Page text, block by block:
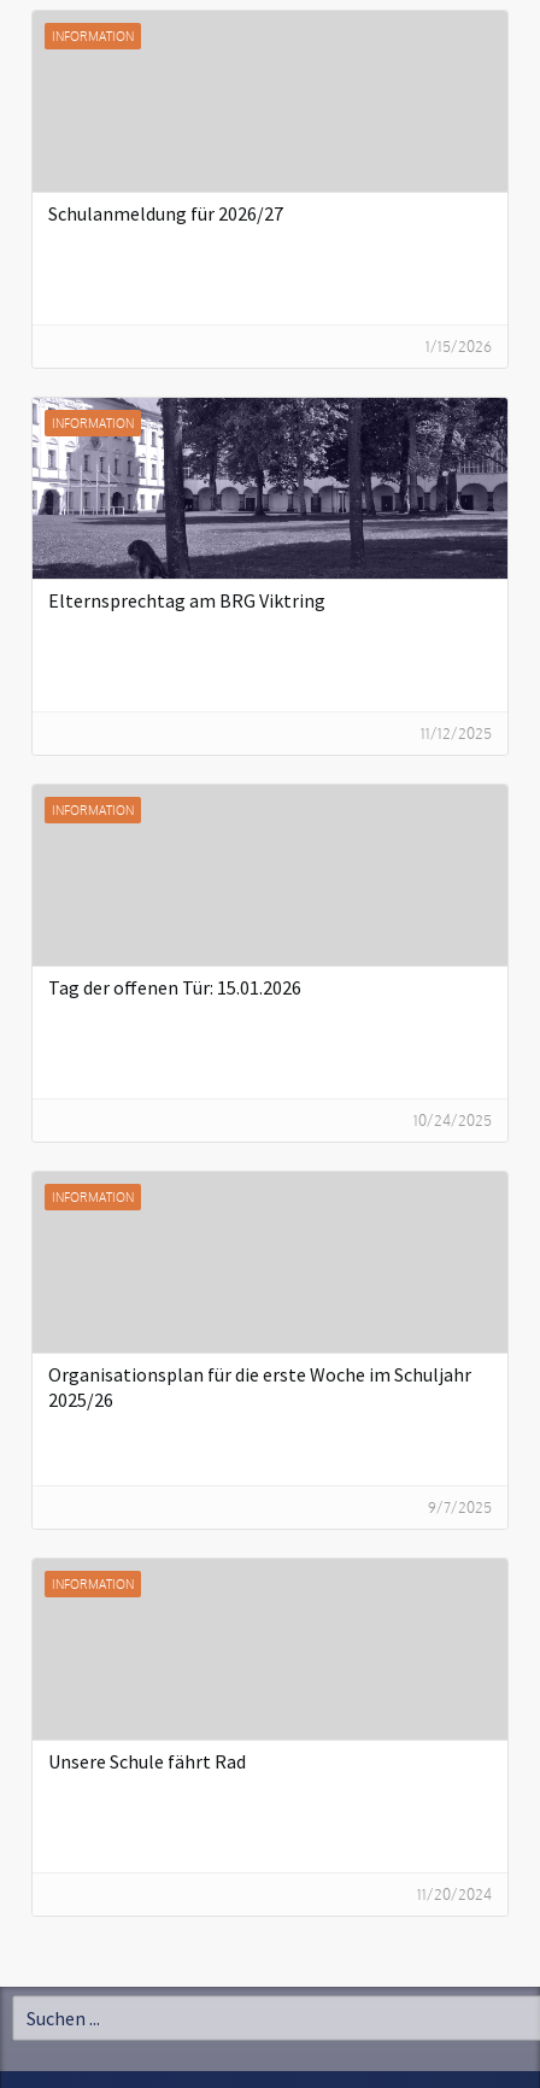
INFORMATION
Schulanmeldung für 2026/27
1/15/2026
INFORMATION
Elternsprechtag am BRG Viktring
11/12/2025
INFORMATION
Tag der offenen Tür: 15.01.2026
10/24/2025
INFORMATION
Organisationsplan für die erste Woche im Schuljahr
2025/26
9/7/2025
INFORMATION
Unsere Schule fährt Rad
11/20/2024